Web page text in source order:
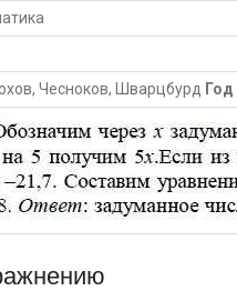
Чесноков, Шварцбурд